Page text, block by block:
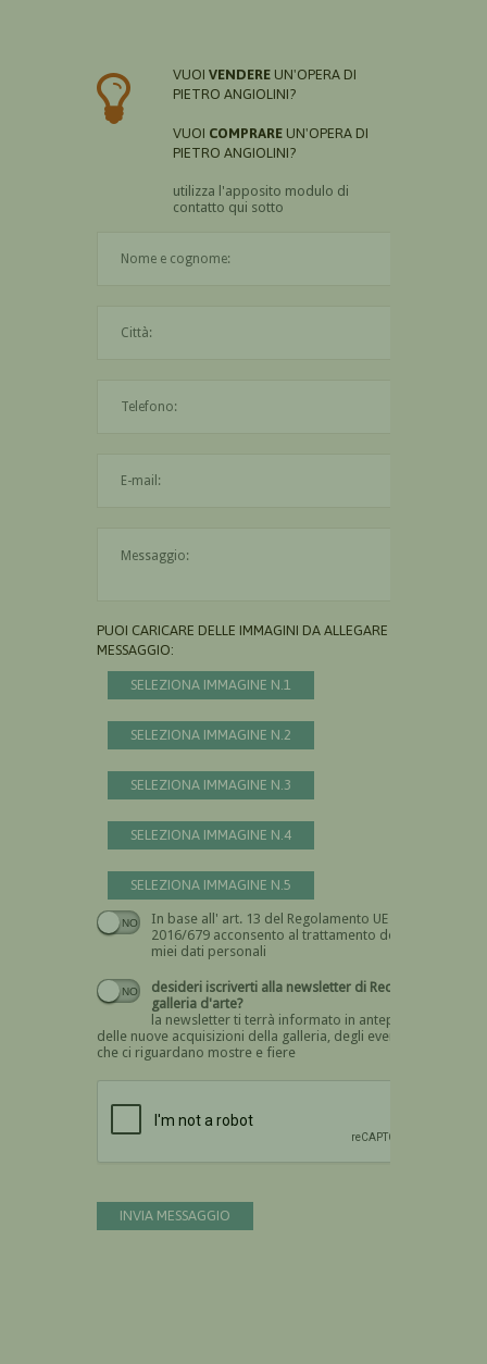
VUOI VENDERE UN'OPERA DI
PIETRO ANGIOLINI?
VUOI COMPRARE UN'OPERA DI
PIETRO ANGIOLINI?
utilizza l'apposito modulo di
contatto qui sotto
PUOI CARICARE DELLE IMMAGINI DA ALLEGARE AL
MESSAGGIO:
SELEZIONA IMMAGINE N.1
SELEZIONA IMMAGINE N.2
SELEZIONA IMMAGINE N.3
SELEZIONA IMMAGINE N.4
SELEZIONA IMMAGINE N.5
In base all' art. 13 del Regolamento UE n.
2016/679 acconsento al trattamento dei
miei dati personali
Devi dare il consenso
desideri iscriverti alla newsletter di Recta
galleria d'arte?
la newsletter ti terrà informato in anteprima
delle nuove acquisizioni della galleria, degli eventi
che ci riguardano mostre e fiere
INVIA MESSAGGIO